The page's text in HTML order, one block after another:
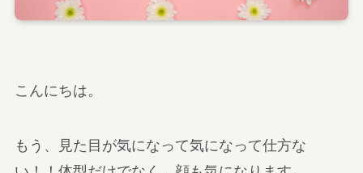
こんにちは。
もう、見た目が気になって気になって仕方な